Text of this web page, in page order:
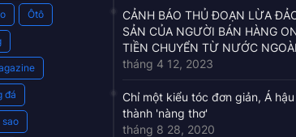
Ôtô
đá
sao
CẢNH BÁO THỦ ĐOẠN LỪA
SẢN CỦA NGƯỜI BÁN HÀNG
TIỀN CHUYỂN TỪ NƯỚC
tháng 4 12, 2023
Chỉ một kiểu tóc đơn giản, Á
thành 'nàng thơ'
tháng 8 28, 2020